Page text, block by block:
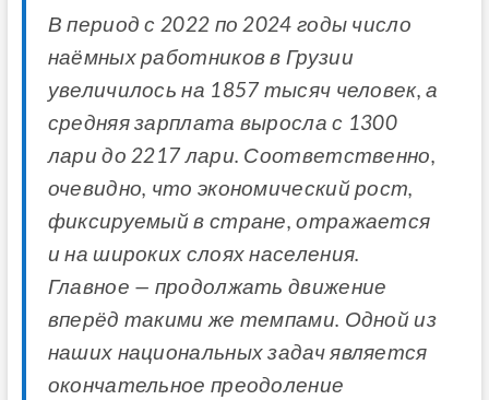
В период с 2022 по 2024 годы число
наёмных работников в Грузии
увеличилось на 1857 тысяч человек, а
средняя зарплата выросла с 1300
лари до 2217 лари. Соответственно,
очевидно, что экономический рост,
фиксируемый в стране, отражается
и на широких слоях населения.
Главное — продолжать движение
вперёд такими же темпами. Одной из
наших национальных задач является
окончательное преодоление